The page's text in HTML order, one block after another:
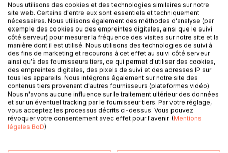
DESCRIPTION
Tout y passe, des lieux aux époques : on voyage dans le
temps et à travers les espaces, l'éclectisme est de mise.
Le point de départ est le plus souvent lié à une proposition
d'écriture découverte dans un atelier. Le temps de
rédaction qu'on y accorde est bien souvent trop court pour
laisser libre champ à l'inspiration et c'est souvent une
Nous utilisons des cookies et des technologies similaires sur notre
site web. Certains d'entre eux sont essentiels et techniquement
nécessaires. Nous utilisons également des méthodes d'analyse (par
exemple des cookies ou des empreintes digitales, ainsi que le suivi
côté serveur) pour mesurer la fréquence des visites sur notre site et la
manière dont il est utilisé. Nous utilisons des technologies de suivi à
des fins de marketing et recourons à cet effet au suivi côté serveur
ainsi qu'à des fournisseurs tiers, ce qui permet d'utiliser des cookies,
des empreintes digitales, des pixels de suivi et des adresses IP sur
tous les appareils. Nous intégrons également sur notre site des
contenus tiers provenant d'autres fournisseurs (plateformes vidéo).
Nous n'avons aucune influence sur le traitement ultérieur des données
et sur un éventuel tracking par le fournisseur tiers. Par votre réglage,
vous acceptez les processus décrits ci-dessus. Vous pouvez
révoquer votre consentement avec effet pour l'avenir. (Mentions
légales BoD)